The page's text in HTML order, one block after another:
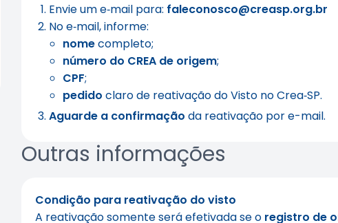
Envie um e‑mail para: faleconosco@creasp.org.br
No e‑mail, informe:
nomecompleto;
número do CREA de origem;
CPF;
pedido claro de reativação do Visto no Crea‑SP.
Aguarde a confirmação da reativação por e-mail.
Outras informações
Condição para reativação do visto
A reativação somente será efetivada se o registro de